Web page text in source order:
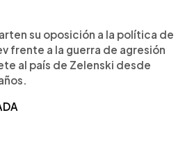
su oposición a la política de
frente a la guerra de agresión
al país de Zelenski desde